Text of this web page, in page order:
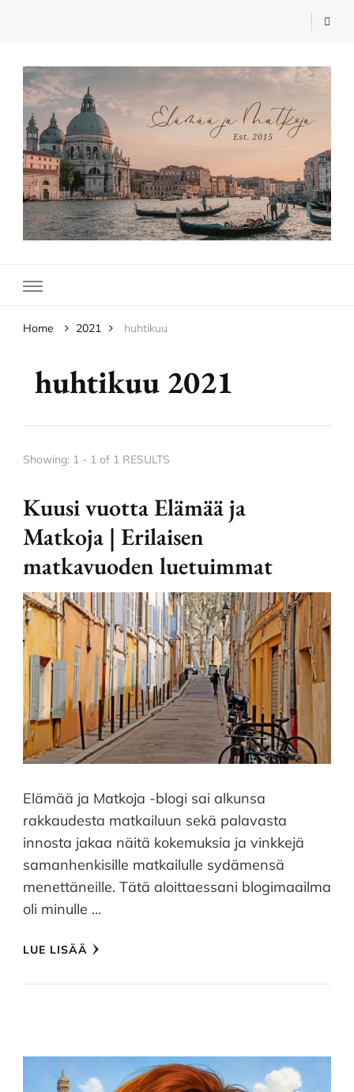
Elämää ja Matkoja
Home 2021 huhtikuu
huhtikuu 2021
Showing: 1 - 1 of 1 RESULTS
Kuusi vuotta Elämää ja
Matkoja | Erilaisen
matkavuoden luetuimmat
Elämää ja Matkoja -blogi sai alkunsa
rakkaudesta matkailuun sekä palavasta
innosta jakaa näitä kokemuksia ja vinkkejä
samanhenkisille matkailulle sydämensä
menettäneille. Tätä aloittaessani blogimaailma
oli minulle …
LUE LISÄÄ